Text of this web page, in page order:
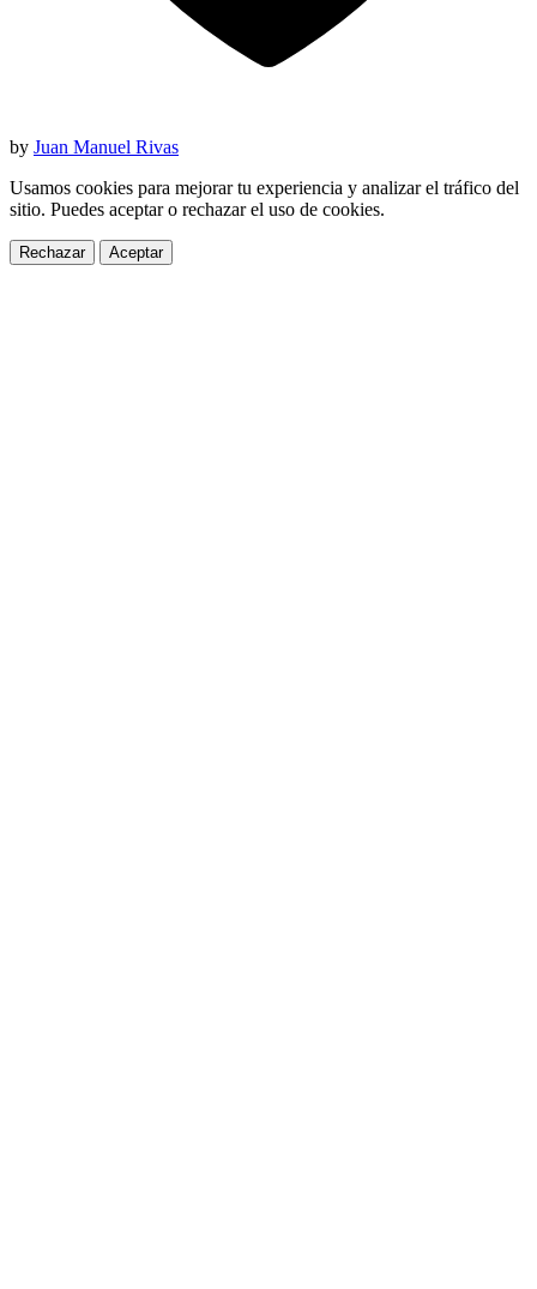
by Juan Manuel Rivas
Usamos cookies para mejorar tu experiencia y analizar el tráfico del
sitio. Puedes aceptar o rechazar el uso de cookies.
Rechazar Aceptar